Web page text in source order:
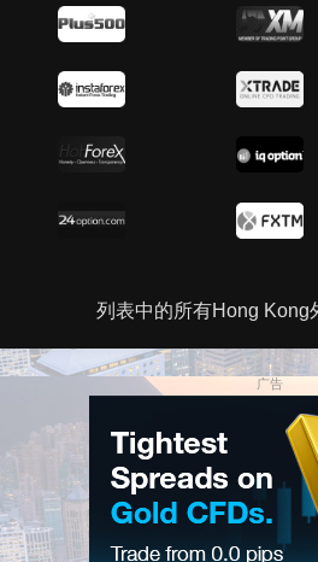
列表中的所有Hong Kong
广告